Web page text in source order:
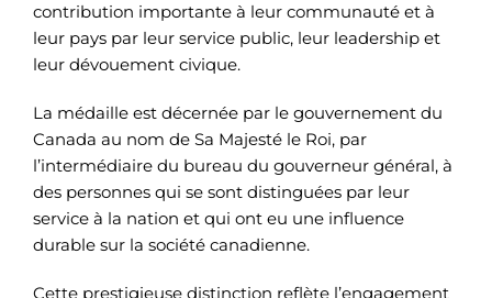
contribution importante à leur communauté et à
leur pays par leur service public, leur leadership et
leur dévouement civique.
La médaille est décernée par le gouvernement du
Canada au nom de Sa Majesté le Roi, par
l’intermédiaire du bureau du gouverneur général, à
des personnes qui se sont distinguées par leur
service à la nation et qui ont eu une influence
durable sur la société canadienne.
Cette prestigieuse distinction reflète l’engagement